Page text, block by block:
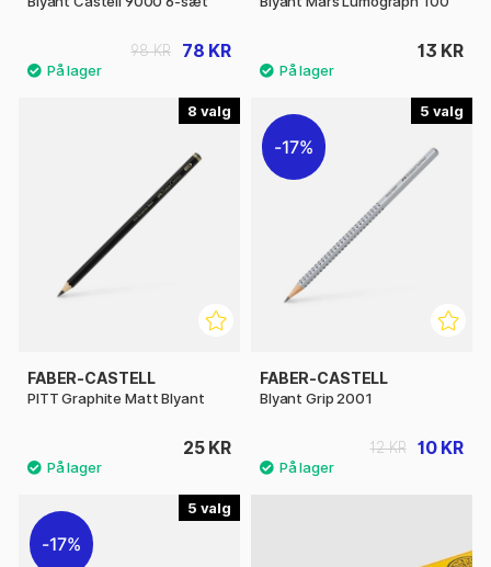
78 KR
98 KR 13 KR
8
FABER-CASTELL
PITT Graphite Matt Blyant
25 KR
5
17%
FABER-CASTELL
Blyant Grip 2001
10 KR
12 KR
5
17%